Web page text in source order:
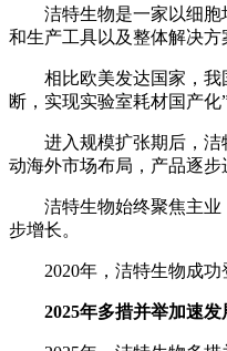
洁特生物是一家以细
和生产工具以及整体解决方
相比欧美发达国家，
断，实现实验室耗材国产
进入规模扩张期后，
动海外市场布局，产品逐步
洁特生物始终聚焦主
步增长。
2020年，洁特生物成
2025年多措并举加速发